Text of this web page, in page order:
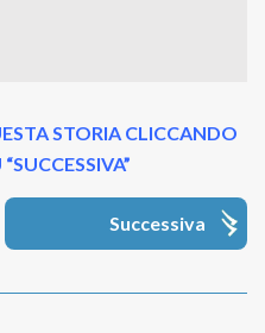
STORIA CLICCANDO
Successiva